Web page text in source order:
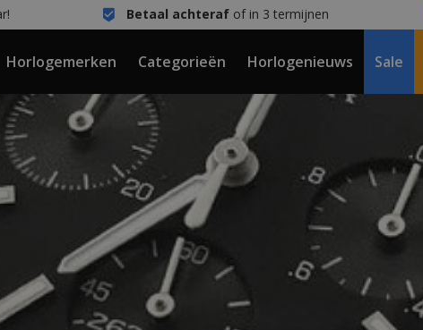
Betaal achterafof in 3 termijnen
Horlogemerken Categorieën Horlogenieuws Sale